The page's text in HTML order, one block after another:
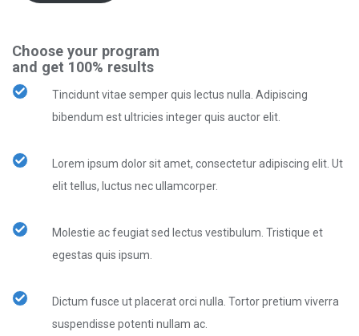
Choose your program
and get 100% results
Tincidunt vitae semper quis lectus nulla. Adipiscing
bibendum est ultricies integer quis auctor elit.
Lorem ipsum dolor sit amet, consectetur adipiscing elit. Ut
elit tellus, luctus nec ullamcorper.
Molestie ac feugiat sed lectus vestibulum. Tristique et
egestas quis ipsum.
Dictum fusce ut placerat orci nulla. Tortor pretium viverra
suspendisse potenti nullam ac.